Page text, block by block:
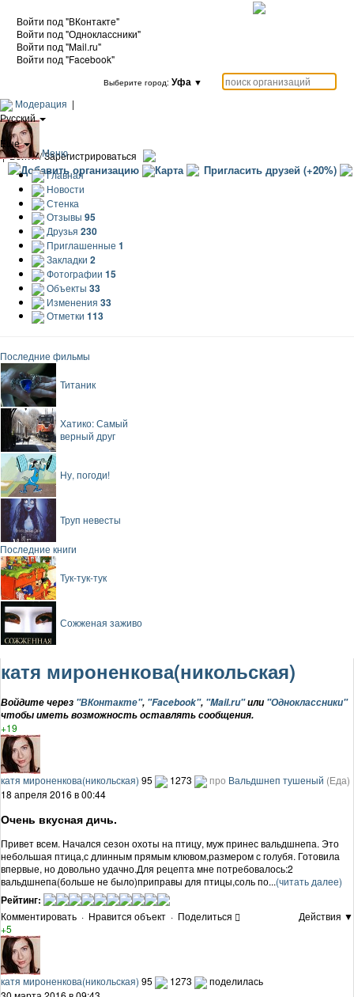
Войти под "ВКонтакте"
Войти под "Одноклассники"
Войти под "Mail.ru"
Войти под "Facebook"
Выберите город: Уфа ▼
Модерация |
Русский
|
Еще
|Войти / Зарегистрироваться
Добавить организацию Карта Пригласить друзей (+20%)
Меню
Главная
Новости
Стенка
Отзывы 95
Друзья 230
Приглашенные 1
Закладки 2
Фотографии 15
Объекты 33
Изменения 33
Отметки 113
Последние фильмы
Титаник
Хатико: Самый
верный друг
Ну, погоди!
Труп невесты
Последние книги
Тук-тук-тук
Сожженая заживо
катя мироненкова(никольская)
Войдите через "ВКонтакте", "Facebook", "Mail.ru"или "Одноклассники"
чтобы иметь возможность оставлять сообщения.
+19
катя мироненкова(никольская) 95 1273 про Вальдшнеп тушеный (Еда)
18 апреля 2016 в 00:44
Очень вкусная дичь.
Привет всем. Начался сезон охоты на птицу, муж принес вальдшнепа. Это
небольшая птица,с длинным прямым клювом,размером с голубя. Готовила
впервые, но довольно удачно.Для рецепта мне потребовалось:2
вальдшнепа(больше не было)приправы для птицы,соль по...(читать далее)
Рейтинг:
Комментировать · Нравится объект · Поделиться
Действия ▼
+5
катя мироненкова(никольская) 95 1273
поделилась